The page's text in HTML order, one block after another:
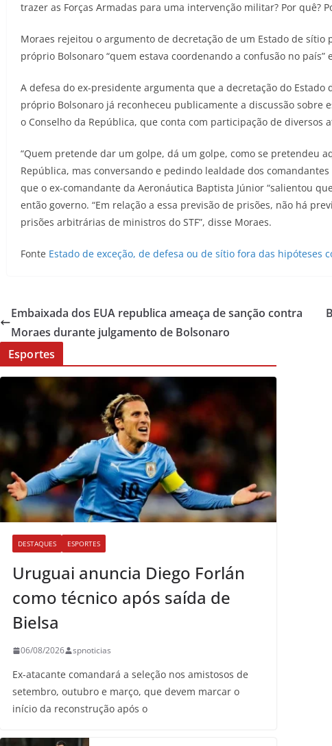
trazer as Forças Armadas para uma intervenção militar? Por quê?
Moraes rejeitou o argumento de decretação de um Estado de sítio
próprio Bolsonaro “quem estava coordenando a confusão no país”
A defesa do ex-presidente argumenta que a decretação do
próprio Bolsonaro já reconheceu publicamente a discussão sobre
o Conselho da República, que conta com participação de diversos
“Quem pretende dar um golpe, dá um golpe, como se pretendeu
República, mas conversando e pedindo lealdade dos
que o ex-comandante da Aeronáutica Baptista Júnior “salientou
então governo. “Em relação a essa previsão de prisões, não há
prisões arbitrárias de ministros do STF”, disse Moraes.
Fonte Estado de exceção, de defesa ou de sítio fora das hipóteses
Embaixada dos EUA republica ameaça de sanção contra
Moraes durante julgamento de Bolsonaro
Esportes
DESTAQUES ESPORTES
Uruguai anuncia Diego Forlán
como técnico após saída de
Bielsa
06/08/2026 spnoticias
Ex-atacante comandará a seleção nos amistosos de
setembro, outubro e março, que devem marcar o
início da reconstrução após o